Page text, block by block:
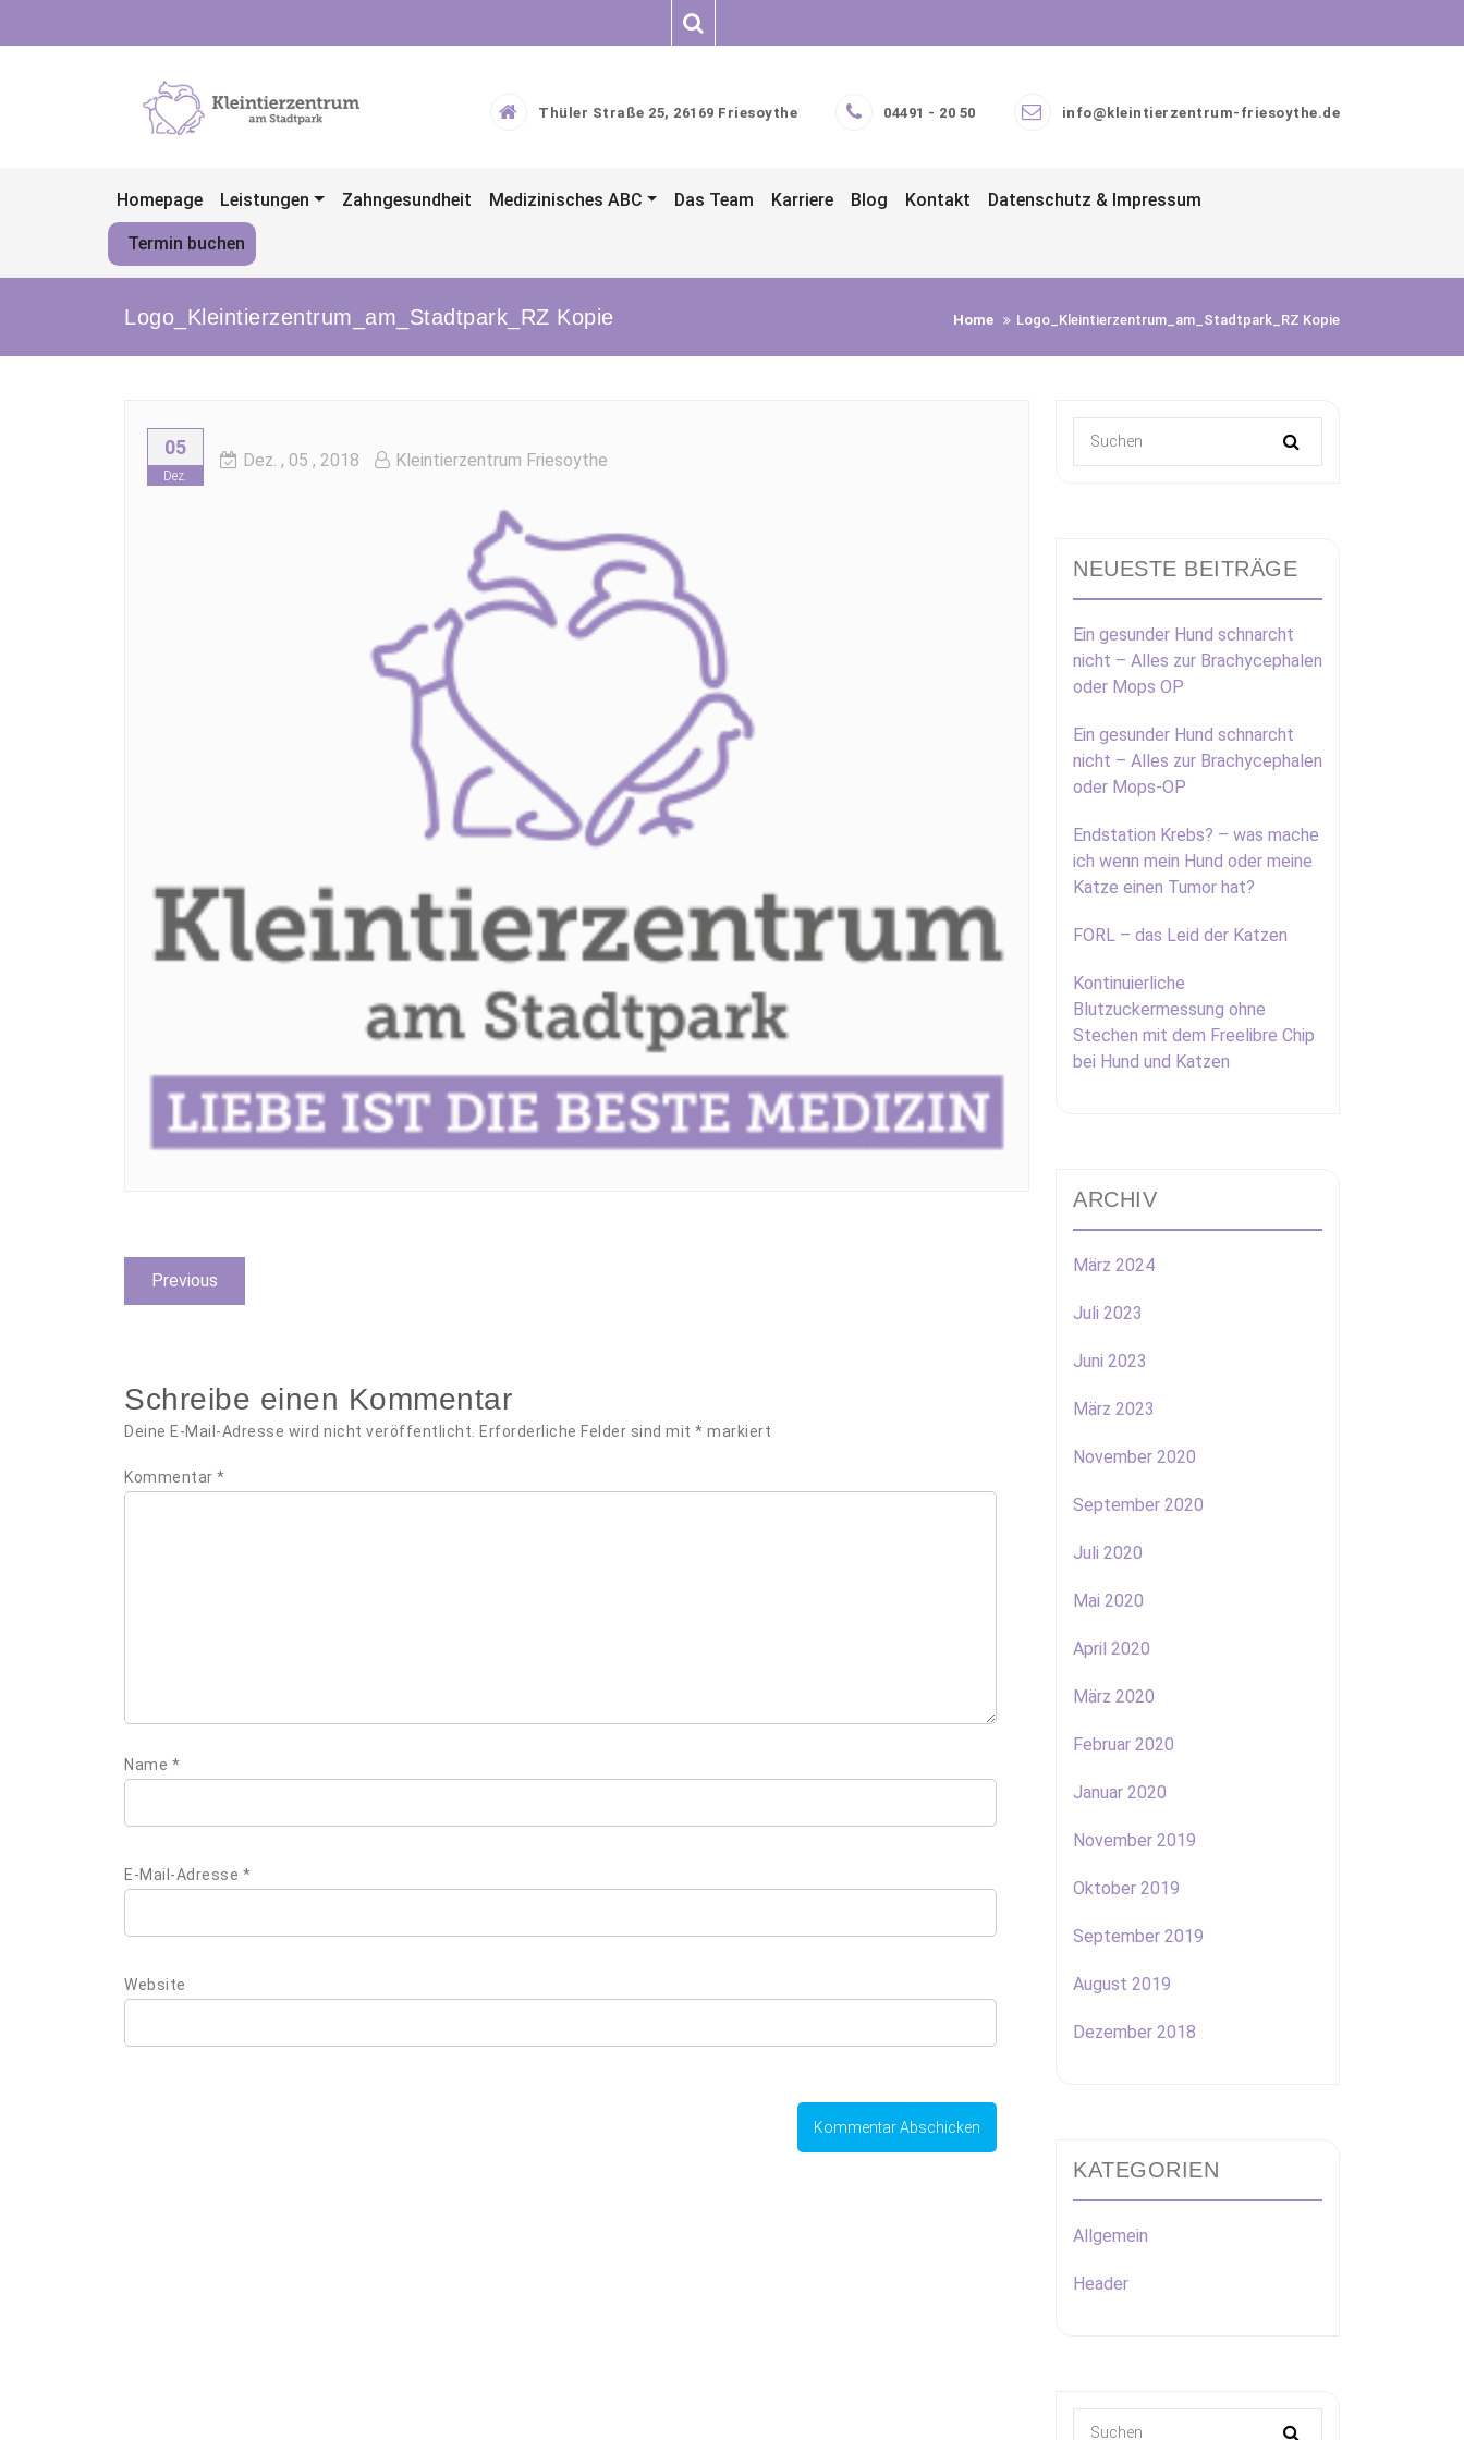
Thüler Straße 25, 26169 Friesoythe 04491 - 20 50 info@kleintierzentrum-friesoythe.de
Homepage Leistungen Zahngesundheit Medizinisches ABC Das Team Karriere Blog Kontakt Datenschutz & Impressum
Termin buchen
Logo_Kleintierzentrum_am_Stadtpark_RZ Kopie Home Logo_Kleintierzentrum_am_Stadtpark_RZ Kopie
05
Dez.
Dez. , 05 , 2018 Kleintierzentrum Friesoythe
Beitragsnavigation
Previous
post:
Schreibe einen Kommentar
Deine E-Mail-Adresse wird nicht veröffentlicht. Erforderliche Felder sind mit * markiert
Kommentar *
Name *
E-Mail-Adresse *
Website
NEUESTE BEITRÄGE
Ein gesunder Hund schnarcht
nicht – Alles zur Brachycephalen
oder Mops OP
Ein gesunder Hund schnarcht
nicht – Alles zur Brachycephalen
oder Mops-OP
Endstation Krebs? – was mache
ich wenn mein Hund oder meine
Katze einen Tumor hat?
FORL – das Leid der Katzen
Kontinuierliche
Blutzuckermessung ohne
Stechen mit dem Freelibre Chip
bei Hund und Katzen
ARCHIV
März 2024
Juli 2023
Juni 2023
März 2023
November 2020
September 2020
Juli 2020
Mai 2020
April 2020
März 2020
Februar 2020
Januar 2020
November 2019
Oktober 2019
September 2019
August 2019
Dezember 2018
KATEGORIEN
Allgemein
Header